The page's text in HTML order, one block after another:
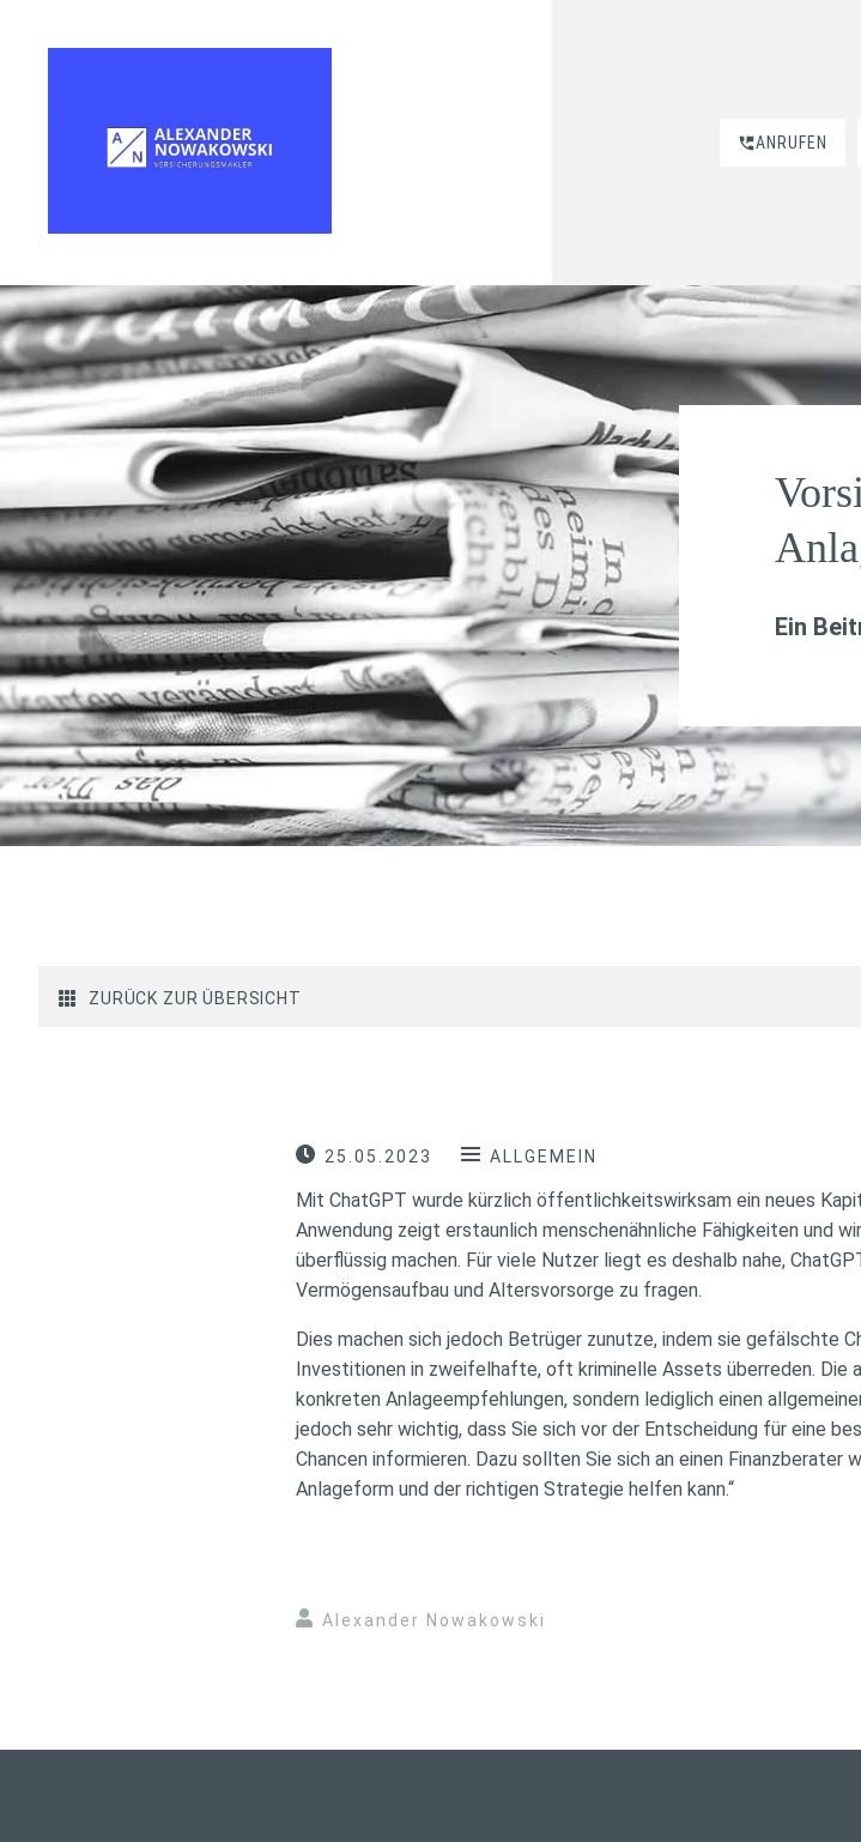
ANRUFEN
Ein
ZURÜCK ZUR ÜBERSICHT
25.05.2023 ALLGEMEIN
Mit ChatGPT wurde kürzlich öffentlichkeitswirksam ein neues
Anwendung zeigt erstaunlich menschenähnliche Fähigkeiten und
überflüssig machen. Für viele Nutzer liegt es deshalb nahe,
Vermögensaufbau und Altersvorsorge zu fragen.
Dies machen sich jedoch Betrüger zunutze, indem sie gefälschte
Investitionen in zweifelhafte, oft kriminelle Assets überreden. Die
konkreten Anlageempfehlungen, sondern lediglich einen
jedoch sehr wichtig, dass Sie sich vor der Entscheidung für eine
Chancen informieren. Dazu sollten Sie sich an einen Finanzberater
Anlageform und der richtigen Strategie helfen kann.“
Alexander Nowakowski